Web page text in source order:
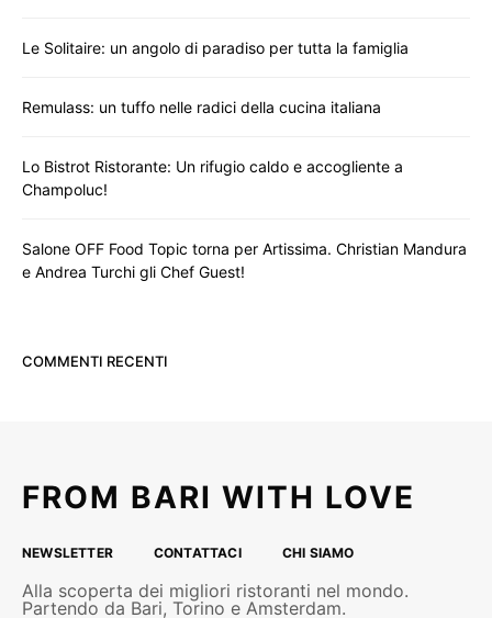
Le Solitaire: un angolo di paradiso per tutta la famiglia
Remulass: un tuffo nelle radici della cucina italiana
Lo Bistrot Ristorante: Un rifugio caldo e accogliente a
Champoluc!
Salone OFF Food Topic torna per Artissima. Christian Mandura
e Andrea Turchi gli Chef Guest!
COMMENTI RECENTI
FROM BARI WITH LOVE
NEWSLETTER CONTATTACI CHI SIAMO
Alla scoperta dei migliori ristoranti nel mondo.
Partendo da Bari, Torino e Amsterdam.